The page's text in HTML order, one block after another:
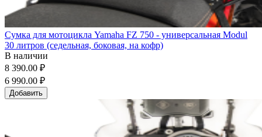
Сумка для мотоцикла Yamaha FZ 750 - универсальная Modul
30 литров (седельная, боковая, на кофр)
В наличии
8 390.00 ₽
6 990.00 ₽
Добавить